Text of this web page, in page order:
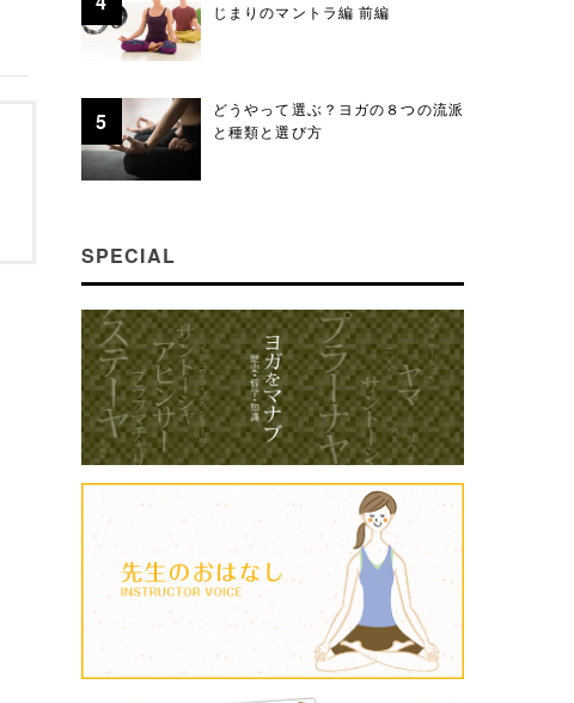
じまりのマントラ編 前編
どうやって選ぶ？ヨガの８つの流派
と種類と選び方
SPECIAL